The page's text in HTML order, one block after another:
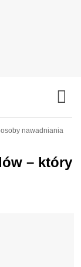
nawadniania
– który